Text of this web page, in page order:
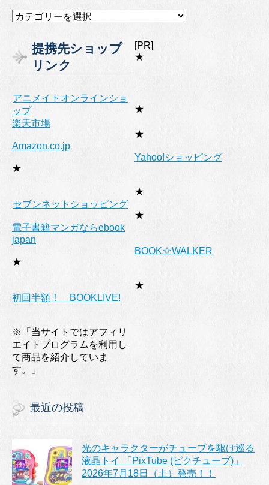
カ
リ
ー
提携先ショップ
リンク
[PR]
★
アニメイトオンラインショ
ップ
★
楽天市場
★
Amazon.co.jp
★
Yahoo!ショッピング
★
セブンネットショッピング
★
電子書籍マンガならebook
japan
★
BOOK☆WALKER
★
初回半額！ BOOKLIVE!
※「当サイトではアフィリ
エイトプログラムを利用し
て商品を紹介していま
す。」
最近の投稿
光のキャラクターがチューブを駆け巡る
液晶トイ 「PixTube (ピクチューブ)」
2026年7月18日（土）発売！！